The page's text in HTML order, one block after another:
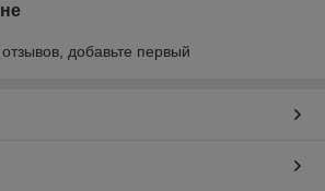
добавьте первый